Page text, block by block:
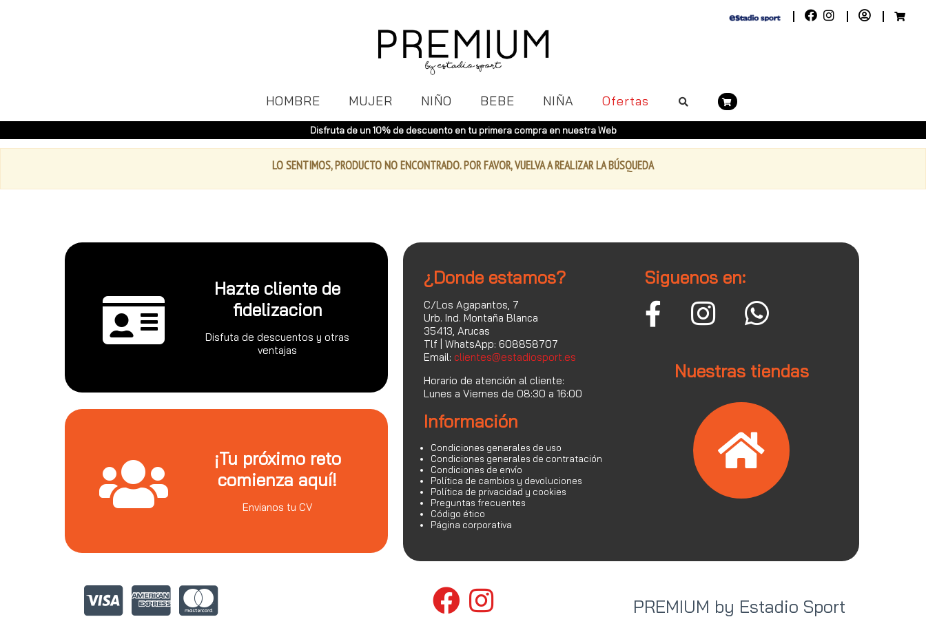
HOMBRE MUJER NIÑO BEBE NIÑA Ofertas
Disfruta de un 10% de descuento en tu primera compra en nuestra Web
LO SENTIMOS, PRODUCTO NO ENCONTRADO. POR FAVOR, VUELVA A REALIZAR LA BÚSQUEDA
Hazte cliente de
fidelizacion
Disfuta de descuentos y otras
ventajas
¡Tu próximo reto
comienza aquí!
Envianos tu CV
¿Donde estamos?
C/Los Agapantos, 7
Urb. Ind. Montaña Blanca
35413, Arucas
Tlf | WhatsApp: 608858707
Email: clientes@estadiosport.es
Horario de atención al cliente:
Lunes a Viernes de 08:30 a 16:00
Información
Condiciones generales de uso
Condiciones generales de contratación
Condiciones de envío
Política de cambios y devoluciones
Política de privacidad y cookies
Preguntas frecuentes
Código ético
Página corporativa
Siguenos en:
Nuestras tiendas
PREMIUM by Estadio Sport